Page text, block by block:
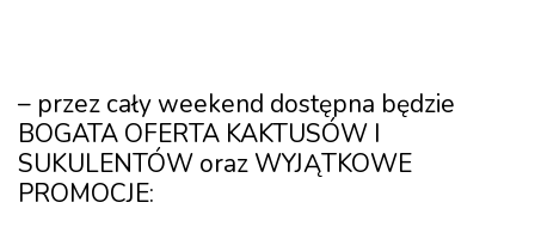
– przez cały weekend dostępna będzie
BOGATA OFERTA KAKTUSÓW I
SUKULENTÓW oraz WYJĄTKOWE
PROMOCJE: